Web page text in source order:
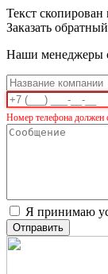
Текст
Заказать
Наши менеджеры
Номер телефона должен
Я принимаю
Отправить